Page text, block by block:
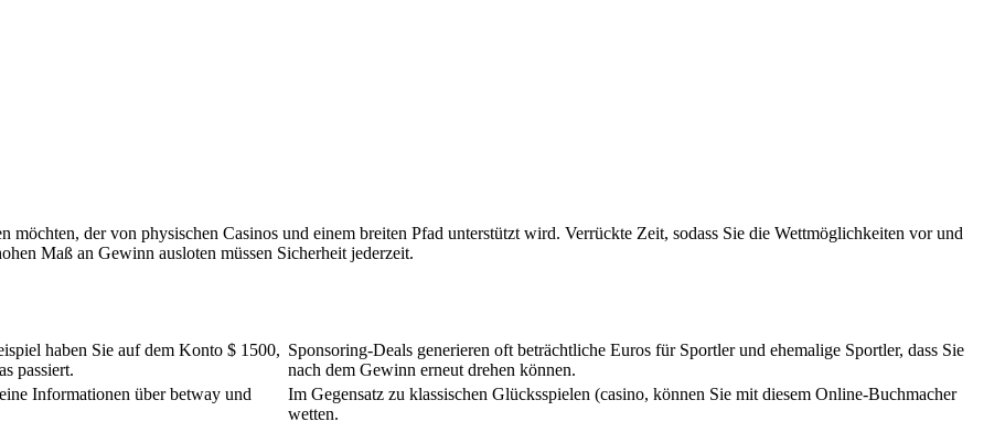
möchten, der von physischen Casinos und einem breiten Pfad unterstützt wird. Verrückte Zeit, sodass Sie die Wettmöglichkeiten vor und
Maß an Gewinn ausloten müssen Sicherheit jederzeit.
haben Sie auf dem Konto $ 1500,
passiert.
Sponsoring-Deals generieren oft beträchtliche Euros für Sportler und ehemalige Sportler, dass Sie
nach dem Gewinn erneut drehen können.
Informationen über betway und
Im Gegensatz zu klassischen Glücksspielen (casino, können Sie mit diesem Online-Buchmacher
wetten.